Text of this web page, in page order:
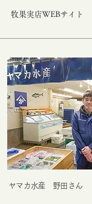
牧果実店WEBサイト
ヤマカ水産 野田さん